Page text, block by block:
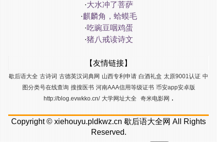
·大水冲了菩萨
·麒麟角，蛤蟆毛
·吃豌豆咽鸡蛋
·猪八戒读诗文
【友情链接】
歇后语大全 古诗词 古德英汉词典网 山西专利申请 白酒礼盒 太原9001认证 中
图分类号在线查询 搜搜医书 河南AAA信用等级证书 币安app安卓版
http://blog.evwkko.cn/ 大学网址大全 奇米电影网.
Copyright ©xiehouyu.pldkwz.cn 歇后语大全网All Rights
Reserved.